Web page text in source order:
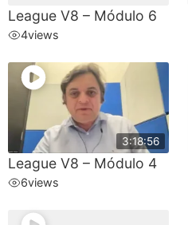
League V8 – Módulo 6
4views
3:18:56
League V8 – Módulo 4
6views